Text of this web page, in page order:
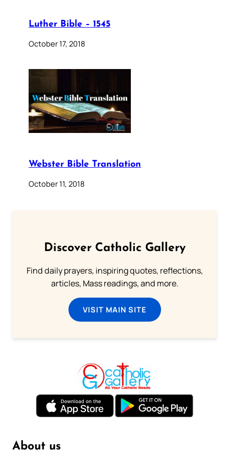
Luther Bible – 1545
October 17, 2018
Webster Bible Translation
October 11, 2018
Discover Catholic Gallery
Find daily prayers, inspiring quotes, reflections,
articles, Mass readings, and more.
VISIT MAIN SITE
About us